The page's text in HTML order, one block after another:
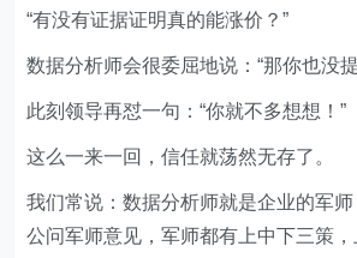
“有没有证据证明真的能涨价？”
数据分析师会很委屈地说：“那你也没
此刻领导再怼一句：“你就不多想想！”
这么一来一回，信任就荡然无存了。
我们常说：数据分析师就是企业的军
公问军师意见，军师都有上中下三策